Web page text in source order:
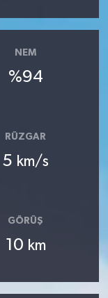
NEM
%94
RÜZGAR
5 km/s
GÖRÜŞ
10 km